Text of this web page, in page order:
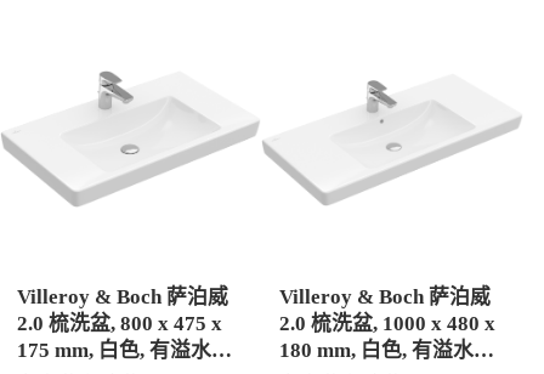
Villeroy & Boch 萨泊威
2.0 梳洗盆, 800 x 475 x
175 mm, 白色, 有溢水孔,
Villeroy & Boch 萨泊威
2.0 梳洗盆, 1000 x 480 x
180 mm, 白色, 有溢水孔,